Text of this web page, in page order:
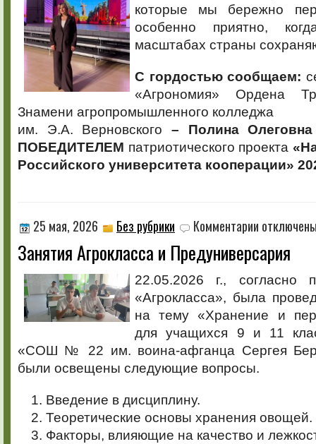
которые мы бережно
особенно приятно,
масштабах страны
С гордостью сообщаем:
«Агрономия» Ордена
Знамени агропромышленного колледжа
им. Э.А. Верновского – Полина
ПОБЕДИТЕЛЕМ патриотического проекта
Российского университета кооперации»
25 мая, 2026 Без рубрики Комментарии записи
Занятия
Агрокласса
Занятия Агрокласса и Предуниверсария
22.05.2026 г., согласно
«Агрокласса», была
на тему «Хранение и
для учащихся 9 и 11
«СОШ № 22 им. воина-афганца Сергея
были освещены следующие вопросы.
Введение в дисциплину.
Теоретические основы хранения овощей.
Факторы, влияющие на качество и